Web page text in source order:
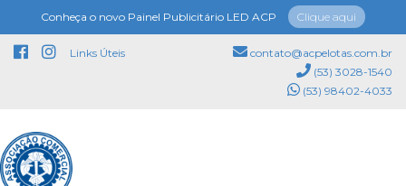
Conheça o novo Painel Publicitário LED ACP Clique aqui
Links Úteis
contato@acpelotas.com.br
(53) 3028-1540
(53) 98402-4033